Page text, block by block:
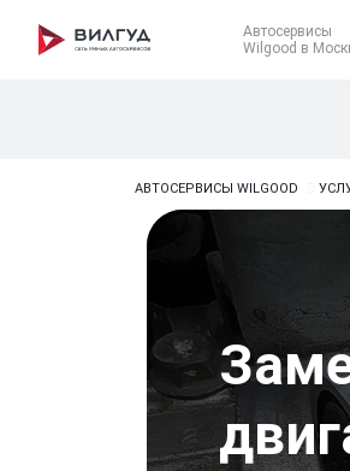
Автосервисы
Wilgood в
АВТОСЕРВИСЫ WILGOOD